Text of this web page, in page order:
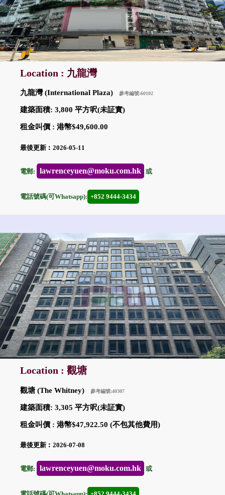
Location : 九龍灣
九龍灣 (International Plaza) 參考編號:60102
建築面積: 3,800 平方呎(未証實)
租金叫價 : 港幣$49,600.00
最後更新︰2026-05-11
電郵: lawrenceyuen@moku.com.hk 或
電話號碼(可Whatsapp): +852 9444-3434
Location : 觀塘
觀塘 (The Whitney) 參考編號:40307
建築面積: 3,305 平方呎(未証實)
租金叫價 : 港幣$47,922.50 (不包其他費用)
最後更新︰2026-07-08
電郵: lawrenceyuen@moku.com.hk 或